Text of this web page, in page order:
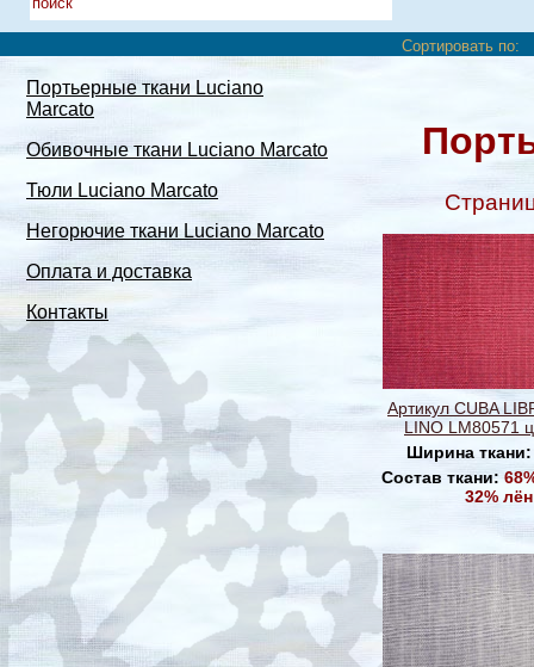
Портьерные ткани Luciano
Marcato
Обивочные ткани Luciano Marcato
Тюли Luciano Marcato
Негорючие ткани Luciano Marcato
Оплата и доставка
Контакты
Сортировать по:
Артикул CUBA
LINO LM80571
Ширина
Состав ткани:
32% лён